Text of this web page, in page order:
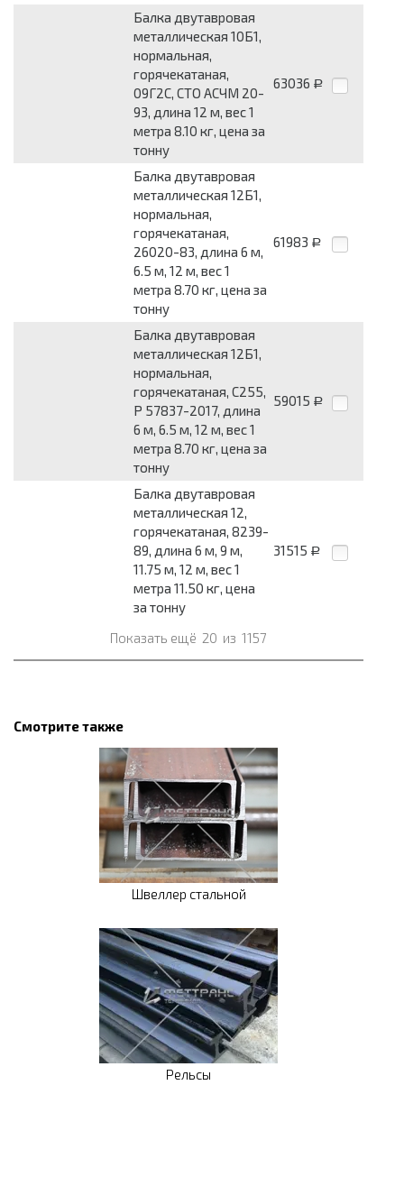
Балка двутавровая
металлическая 10Б1,
нормальная,
горячекатаная,
09Г2С, СТО АСЧМ 20-
93, длина 12 м, вес 1
метра 8.10 кг, цена за
тонну
63036 Р
Балка двутавровая
металлическая 12Б1,
нормальная,
горячекатаная,
26020-83, длина 6 м,
6.5 м, 12 м, вес 1
метра 8.70 кг, цена за
тонну
61983 Р
Балка двутавровая
металлическая 12Б1,
нормальная,
горячекатаная, С255,
Р 57837-2017, длина
6 м, 6.5 м, 12 м, вес 1
метра 8.70 кг, цена за
тонну
59015 Р
Балка двутавровая
металлическая 12,
горячекатаная, 8239-
89, длина 6 м, 9 м,
11.75 м, 12 м, вес 1
метра 11.50 кг, цена
за тонну
31515 Р
Показать ещё 20 из 1157
Смотрите также
Швеллер стальной
Рельсы